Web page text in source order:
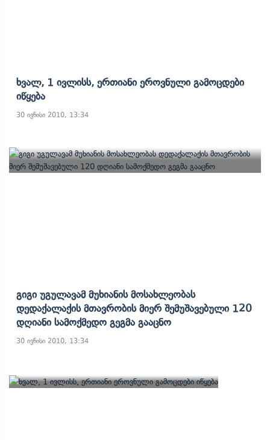
Ხვალ, 1 Ივლისს, Ერთიანი Ეროვნული Გამოცდები
Იწყება
30 ივნისი 2010, 13:34
Გიგი Უგულავამ Მუხიანის Მოსახლეობას
Დედაქალაქის Მთავრობის Მიერ Შემუშავებული 120
Დღიანი Სამოქმედო Გეგმა Გააცნო
30 ივნისი 2010, 13:34